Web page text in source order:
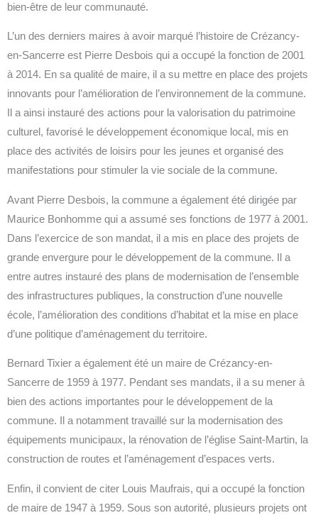
bien-être de leur communauté.
L’un des derniers maires à avoir marqué l’histoire de Crézancy-
en-Sancerre est Pierre Desbois qui a occupé la fonction de 2001
à 2014. En sa qualité de maire, il a su mettre en place des projets
innovants pour l’amélioration de l’environnement de la commune.
Il a ainsi instauré des actions pour la valorisation du patrimoine
culturel, favorisé le développement économique local, mis en
place des activités de loisirs pour les jeunes et organisé des
manifestations pour stimuler la vie sociale de la commune.
Avant Pierre Desbois, la commune a également été dirigée par
Maurice Bonhomme qui a assumé ses fonctions de 1977 à 2001.
Dans l’exercice de son mandat, il a mis en place des projets de
grande envergure pour le développement de la commune. Il a
entre autres instauré des plans de modernisation de l’ensemble
des infrastructures publiques, la construction d’une nouvelle
école, l’amélioration des conditions d’habitat et la mise en place
d’une politique d’aménagement du territoire.
Bernard Tixier a également été un maire de Crézancy-en-
Sancerre de 1959 à 1977. Pendant ses mandats, il a su mener à
bien des actions importantes pour le développement de la
commune. Il a notamment travaillé sur la modernisation des
équipements municipaux, la rénovation de l’église Saint-Martin, la
construction de routes et l’aménagement d’espaces verts.
Enfin, il convient de citer Louis Maufrais, qui a occupé la fonction
de maire de 1947 à 1959. Sous son autorité, plusieurs projets ont